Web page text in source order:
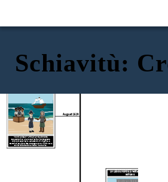
Schiavitù:
LA LEGGE RENDE Ereditato l'essere
schiavo
"Venti e dispari" africani, probabilmente
sequestrati da una nave di schiavi portoghese,
furono trasportati a Jamestown, in Virginia, e
scambiati per provviste che segnarono l'inizio della
schiavitù istituzionalizzata in America.
August 1619